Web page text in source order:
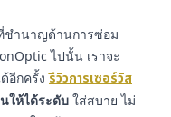
ชำนาญด้านการซ่อม
ไปนั้น เราจะ
อีกครั้งรีวิวการเซอร์วิส
ให้ได้ระดับ ใส่สบาย ไม่